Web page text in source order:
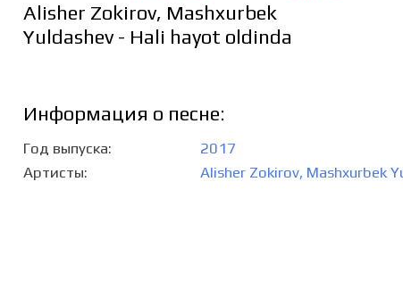
Alisher Zokirov, Mashxurbek
Yuldashev - Hali hayot oldinda
Информация о песне:
Год выпуска
2017
Артисты
Alisher Zokirov, Mashxurbek